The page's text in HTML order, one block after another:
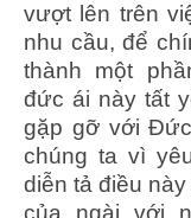
vượt lên trên
nhu cầu, để
thành một
đức ái này tất
gặp gỡ với
chúng ta vì
diễn tả điều
của ngài với